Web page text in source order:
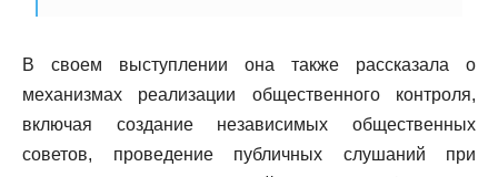
В своем выступлении она также рассказала о
механизмах реализации общественного контроля,
включая создание независимых общественных
советов, проведение публичных слушаний при